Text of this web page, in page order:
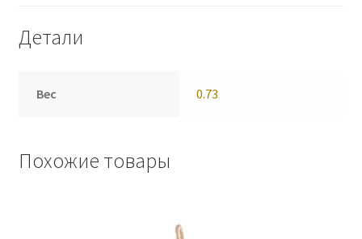
Детали
Вес 0.73
Похожие товары